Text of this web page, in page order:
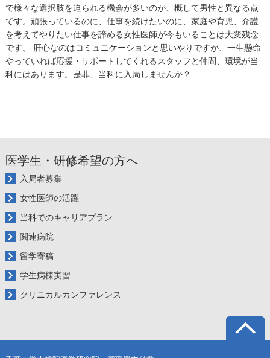
で様々な選択肢を迫られる機会が多いのが、概して男性と異なる点
です。頑張っているのに、仕事を続けたいのに、家庭や育児、介護
を考えてやりたい仕事を諦める女性医師が今もいることは大変残念
です。 肝心なのはコミュニケーションと思いやりですが、一生懸命
やっていれば応援・サポートしてくれるスタッフと仲間、環境が当
科にはあります。是非、当科に入局しませんか？
医学生・研修希望の方へ
入局者募集
女性医師の活躍
当科でのキャリアプラン
関連病院
留学寄稿
学生病棟実習
クリニカルカンファレンス